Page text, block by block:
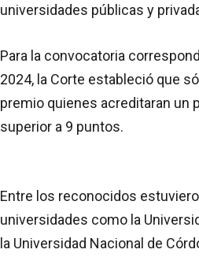
universidades públicas y
Para la convocatoria
2024, la Corte estableció que
premio quienes acreditaran un
superior a 9 puntos.
Entre los reconocidos
universidades como la
la Universidad Nacional de